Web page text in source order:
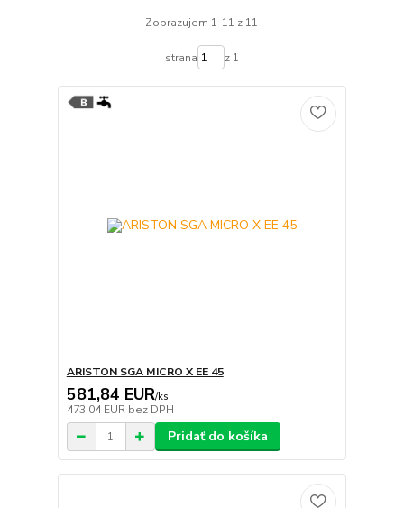
Zobrazujem 1-11 z 11
strana z 1
ARISTON SGA MICRO X EE 45
581,84 EUR/ks
473,04 EUR bez DPH
Pridať do košíka